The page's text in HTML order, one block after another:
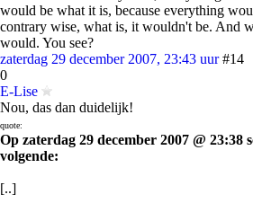
would be what it is, because everything
contrary wise, what is, it wouldn't be. And
would. You see?
zaterdag 29 december 2007, 23:43 uur #14
0
E-Lise
Nou, das dan duidelijk!
quote:
Op zaterdag 29 december 2007 @ 23:38
volgende:
[..]